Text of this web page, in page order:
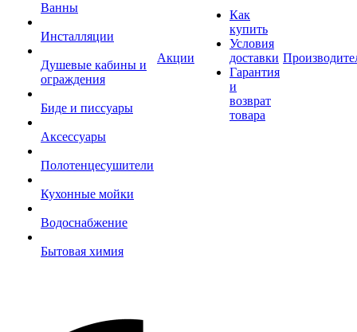
Ванны
Инсталляции
Душевые кабины и
ограждения
Биде и писсуары
Аксессуары
Полотенцесушители
Кухонные мойки
Водоснабжение
Бытовая химия
Акции
Как
купить
Условия
доставки
Гарантия
и
возврат
товара